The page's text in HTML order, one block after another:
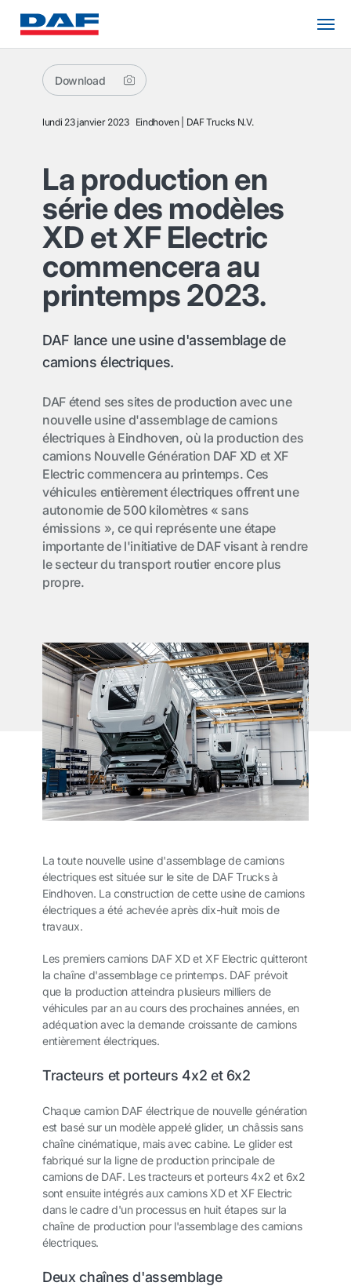
Download
lundi 23 janvier 2023 Eindhoven DAF Trucks N.V.
La production en
série des modèles
XD et XF Electric
commencera au
printemps 2023.
DAF lance une usine d'assemblage de
camions électriques.
DAF étend ses sites de production avec une
nouvelle usine d'assemblage de camions
électriques à Eindhoven, où la production des
camions Nouvelle Génération DAF XD et XF
Electric commencera au printemps. Ces
véhicules entièrement électriques offrent une
autonomie de 500 kilomètres « sans
émissions », ce qui représente une étape
importante de l'initiative de DAF visant à rendre
le secteur du transport routier encore plus
propre.
La toute nouvelle usine d'assemblage de camions
électriques est située sur le site de DAF Trucks à
Eindhoven. La construction de cette usine de camions
électriques a été achevée après dix-huit mois de
travaux.
Les premiers camions DAF XD et XF Electric quitteront
la chaîne d'assemblage ce printemps. DAF prévoit
que la production atteindra plusieurs milliers de
véhicules par an au cours des prochaines années, en
adéquation avec la demande croissante de camions
entièrement électriques.
Tracteurs et porteurs 4x2 et 6x2
Chaque camion DAF électrique de nouvelle génération
est basé sur un modèle appelé glider, un châssis sans
chaîne cinématique, mais avec cabine. Le glider est
fabriqué sur la ligne de production principale de
camions de DAF. Les tracteurs et porteurs 4x2 et 6x2
sont ensuite intégrés aux camions XD et XF Electric
dans le cadre d'un processus en huit étapes sur la
chaîne de production pour l'assemblage des camions
électriques.
Deux chaînes d'assemblage